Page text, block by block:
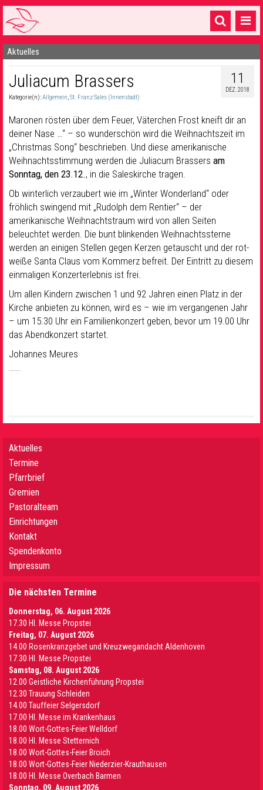
Startseite
1 Pfarrei
16 Gemeinden & mehr
Gottesdienste & Sinnsuche
Sakramente & Feste
Gemeinschaft & Soziales
Musik& Kultur
Seelsorge & Kontakt
Aktuelles
11
DEZ. 2018
Juliacum Brassers
Kategorie(n):Allgemein,St. Franz Sales (Innenstadt)
Maronen rösten über dem Feuer, Väterchen Frost kneift dir an
deiner Nase …“ – so wunderschön wird die Weihnachtszeit im
„Christmas Song“ beschrieben. Und diese amerikanische
Weihnachtsstimmung werden die Juliacum Brassers am
Sonntag, den 23.12., in die Saleskirche tragen.
Ob winterlich verzaubert wie im „Winter Wonderland“ oder
fröhlich swingend mit „Rudolph dem Rentier“ – der
amerikanische Weihnachtstraum wird von allen Seiten
beleuchtet werden. Die bunt blinkenden Weihnachtssterne
werden an einigen Stellen gegen Kerzen getauscht und der rot-
weiße Santa Claus vom Kommerz befreit. Der Eintritt zu diesem
einmaligen Konzerterlebnis ist frei.
Um allen Kindern zwischen 1 und 92 Jahren einen Platz in der
Kirche anbieten zu können, wird es – wie im vergangenen Jahr
– um 15.30 Uhr ein Familienkonzert geben, bevor um 19.00 Uhr
das Abendkonzert startet.
Johannes Meures
Aktuelles
Termine
Pfarrbrief
Gremien
Pastoralteam
Einrichtungen
Kontakt
Spendenkonto
Impressum
Die nächsten Termine
Donnerstag, 06. August 2026
17.30 Hl. Messe Propstei
Freitag, 07. August 2026
14.00 Rosenkranzgebet und Kreuzwegandacht Aldenhoven
17.30 Hl. Messe Propstei
Samstag, 08. August 2026
12.00 Geistliche Kirchenführung Propstei
12.30 Trauung Schleiden
14.00 Tauffeier Selgersdorf
17.00 Hl. Messe im Krankenhaus
18.00 Wort-Gottes-Feier Welldorf
18.00 Hl. Messe Stetternich
18.00 Wort-Gottes-Feier Broich
18.00 Wort-Gottes-Feier Niederzier-Krauthausen
18.00 Hl. Messe Overbach Barmen
Sonntag, 09. August 2026